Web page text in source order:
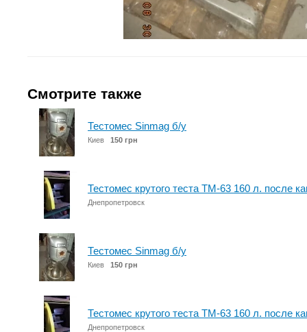
Смотрите также
Тестомес Sinmag б/у
Киев 150 грн
Тестомес крутого теста ТМ-63 160 л. после
Днепропетровск
Тестомес Sinmag б/у
Киев 150 грн
Тестомес крутого теста ТМ-63 160 л. после
Днепропетровск